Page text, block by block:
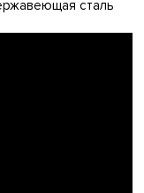
сталь